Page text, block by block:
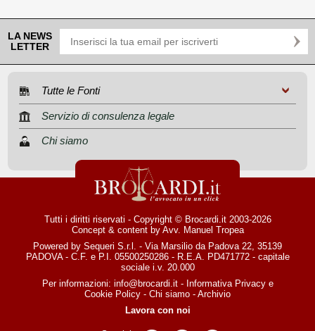
LA NEWS
LETTER
Tutte le Fonti
Servizio di consulenza legale
Chi siamo
Tutti i diritti riservati - Copyright © Brocardi.it 2003-2026
Concept & content by Avv. Manuel Tropea
Powered by Sequeri S.r.l. - Via Marsilio da Padova 22, 35139
PADOVA - C.F. e P.I. 05500250286 - R.E.A. PD471772 - capitale
sociale i.v. 20.000
Per informazioni: info@brocardi.it- Informativa Privacye
Cookie Policy - Chi siamo - Archivio
Lavora con noi